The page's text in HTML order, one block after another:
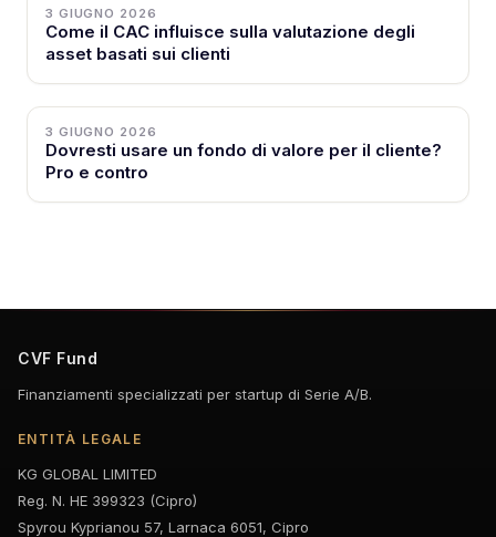
3 GIUGNO 2026
Come il CAC influisce sulla valutazione degli
asset basati sui clienti
3 GIUGNO 2026
Dovresti usare un fondo di valore per il cliente?
Pro e contro
CVF Fund
Finanziamenti specializzati per startup di Serie A/B.
ENTITÀ LEGALE
KG GLOBAL LIMITED
Reg. N. HE 399323 (Cipro)
Spyrou Kyprianou 57, Larnaca 6051, Cipro